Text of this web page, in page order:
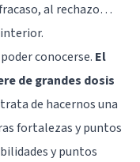
al rechazo…
conocerse. El
de grandes dosis
de hacernos una
fortalezas y puntos
y puntos